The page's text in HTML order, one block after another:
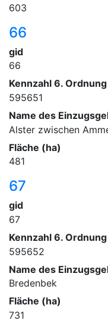
603
66
gid
66
Kennzahl 6. Ordnung
595651
Name des
Alster zwischen
Fläche (ha)
481
67
gid
67
Kennzahl 6. Ordnung
595652
Name des
Bredenbek
Fläche (ha)
731